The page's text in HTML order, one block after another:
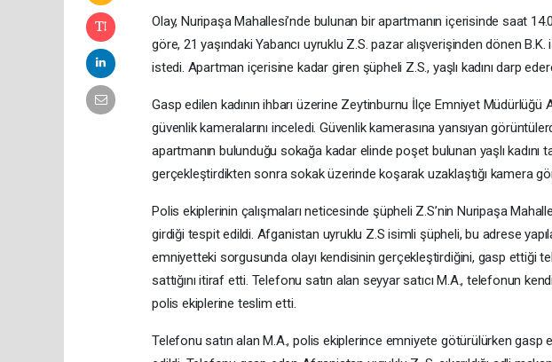
Olay, Nuripaşa Mahallesi’nde bulunan bir apartmanın içerisinde saat
göre, 21 yaşındaki Yabancı uyruklu Z.S. pazar alışverişinden dönen B.K.
istedi. Apartman içerisine kadar giren şüpheli Z.S., yaşlı kadını darp
Gasp edilen kadının ihbarı üzerine Zeytinburnu İlçe Emniyet
güvenlik kameralarını inceledi. Güvenlik kamerasına yansıyan
apartmanın bulunduğu sokağa kadar elinde poşet bulunan yaşlı kadını
gerçekleştirdikten sonra sokak üzerinde koşarak uzaklaştığı kamera
Polis ekiplerinin çalışmaları neticesinde şüpheli Z.S’nin Nuripaşa
girdiği tespit edildi. Afganistan uyruklu Z.S isimli şüpheli, bu adrese
emniyetteki sorgusunda olayı kendisinin gerçekleştirdiğini, gasp ettiği
sattığını itiraf etti. Telefonu satın alan seyyar satıcı M.A., telefonun
polis ekiplerine teslim etti.
Telefonu satın alan M.A., polis ekiplerince emniyete götürülürken gasp